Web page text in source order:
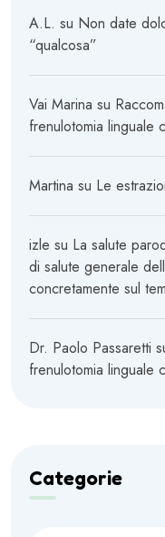
A.L. su Non date
“qualcosa”
Vai Marina su
frenulotomia linguale
Martina su Le
izle su La salute
di salute generale
concretamente sul
Dr. Paolo Passaretti
frenulotomia linguale
Categorie